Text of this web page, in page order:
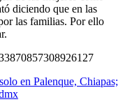
diciendo que en las
las familias. Por ello
en Palenque, Chiapas;